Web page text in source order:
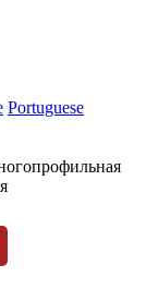
Portuguese